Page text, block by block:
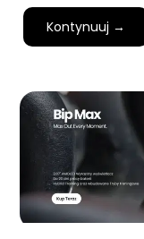
Kontynuuj →